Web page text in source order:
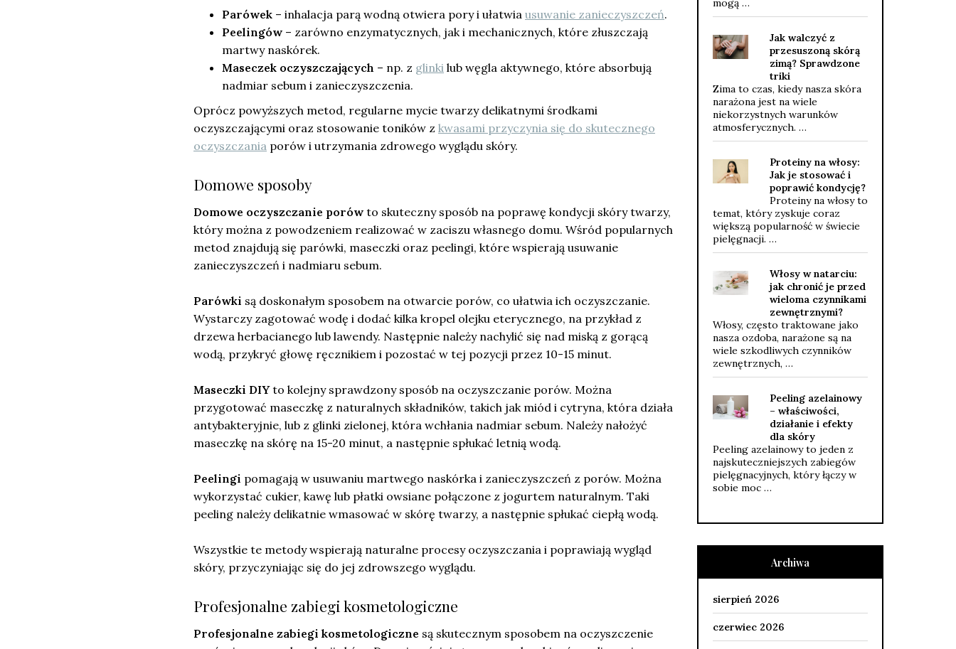
Parówek – inhalacja parą wodną otwiera pory i ułatwia usuwanie zanieczyszczeń.
Peelingów – zarówno enzymatycznych, jak i mechanicznych, które złuszczają
martwy naskórek.
Maseczek oczyszczających – np. z glinki lub węgla aktywnego, które absorbują
nadmiar sebum i zanieczyszczenia.
Oprócz powyższych metod, regularne mycie twarzy delikatnymi środkami
oczyszczającymi oraz stosowanie toników z kwasami przyczynia się do skutecznego
oczyszczania porów i utrzymania zdrowego wyglądu skóry.
Domowe sposoby
Domowe oczyszczanie porów to skuteczny sposób na poprawę kondycji skóry twarzy,
który można z powodzeniem realizować w zaciszu własnego domu. Wśród popularnych
metod znajdują się parówki, maseczki oraz peelingi, które wspierają usuwanie
zanieczyszczeń i nadmiaru sebum.
Parówki są doskonałym sposobem na otwarcie porów, co ułatwia ich oczyszczanie.
Wystarczy zagotować wodę i dodać kilka kropel olejku eterycznego, na przykład z
drzewa herbacianego lub lawendy. Następnie należy nachylić się nad miską z gorącą
wodą, przykryć głowę ręcznikiem i pozostać w tej pozycji przez 10-15 minut.
Maseczki DIYto kolejny sprawdzony sposób na oczyszczanie porów. Można
przygotować maseczkę z naturalnych składników, takich jak miód i cytryna, która działa
antybakteryjnie, lub z glinki zielonej, która wchłania nadmiar sebum. Należy nałożyć
maseczkę na skórę na 15-20 minut, a następnie spłukać letnią wodą.
Peelingi pomagają w usuwaniu martwego naskórka i zanieczyszczeń z porów. Można
wykorzystać cukier, kawę lub płatki owsiane połączone z jogurtem naturalnym. Taki
peeling należy delikatnie wmasować w skórę twarzy, a następnie spłukać ciepłą wodą.
Wszystkie te metody wspierają naturalne procesy oczyszczania i poprawiają wygląd
skóry, przyczyniając się do jej zdrowszego wyglądu.
Profesjonalne zabiegi kosmetologiczne
Profesjonalne zabiegi kosmetologiczne są skutecznym sposobem na oczyszczenie
mogą …
Jak walczyć z
przesuszoną skórą
zimą? Sprawdzone
triki
Zima to czas, kiedy nasza skóra
narażona jest na wiele
niekorzystnych warunków
atmosferycznych. …
Proteiny na włosy:
Jak je stosować i
poprawić kondycję?
Proteiny na włosy to
temat, który zyskuje coraz
większą popularność w świecie
pielęgnacji. …
Włosy w natarciu:
jak chronić je przed
wieloma czynnikami
zewnętrznymi?
Włosy, często traktowane jako
nasza ozdoba, narażone są na
wiele szkodliwych czynników
zewnętrznych, …
Peeling azelainowy
– właściwości,
działanie i efekty
dla skóry
Peeling azelainowy to jeden z
najskuteczniejszych zabiegów
pielęgnacyjnych, który łączy w
sobie moc …
Archiwa
sierpień 2026
czerwiec 2026